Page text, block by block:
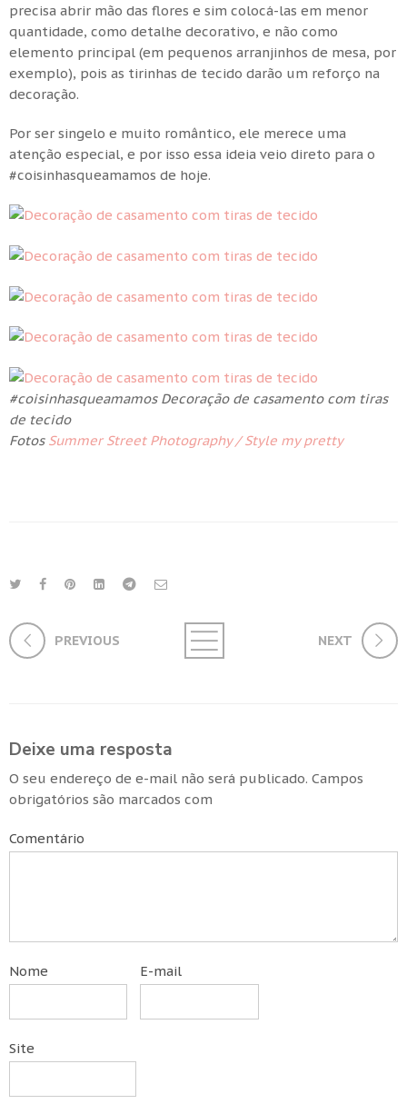
precisa abrir mão das flores e sim colocá-las em menor
quantidade, como detalhe decorativo, e não como
elemento principal (em pequenos arranjinhos de mesa, por
exemplo), pois as tirinhas de tecido darão um reforço na
decoração.
Por ser singelo e muito romântico, ele merece uma
atenção especial, e por isso essa ideia veio direto para o
#coisinhasqueamamos de hoje.
#coisinhasqueamamos Decoração de casamento com tiras
de tecido
Fotos Summer Street Photography /Style my pretty
PREVIOUS NEXT
Deixe uma resposta
O seu endereço de e-mail não será publicado. Campos
obrigatórios são marcados com
Comentário
Nome E-mail
Site